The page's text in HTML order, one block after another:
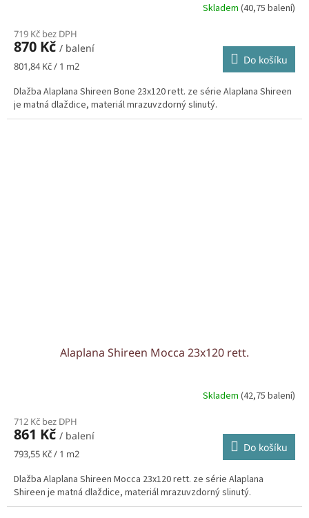
Skladem (40,75 balení)
719 Kč bez DPH
870 Kč / balení
Měrná
801,84 Kč / 1 m2 Do košíku
Dlažba Alaplana Shireen Bone 23x120 rett. ze série Alaplana Shireen
je matná dlaždice, materiál mrazuvzdorný slinutý.
Alaplana Shireen Mocca 23x120 rett.
Skladem (42,75 balení)
712 Kč bez DPH
861 Kč / balení
Měrná
793,55 Kč / 1 m2 Do košíku
Dlažba Alaplana Shireen Mocca 23x120 rett. ze série Alaplana
Shireen je matná dlaždice, materiál mrazuvzdorný slinutý.